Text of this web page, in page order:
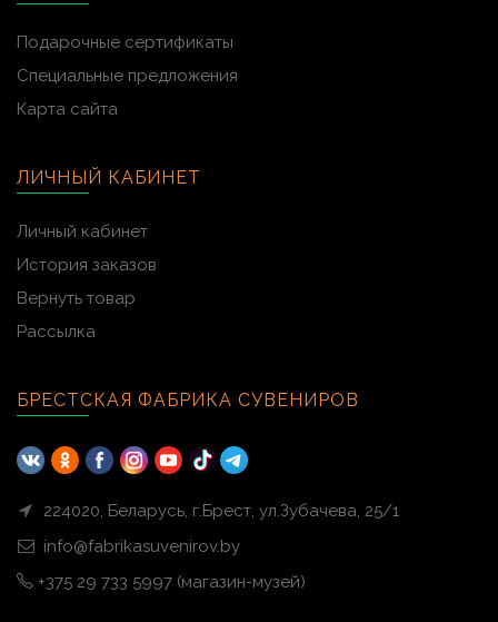
Подарочные сертификаты
Специальные предложения
Карта сайта
ЛИЧНЫЙ КАБИНЕТ
Личный кабинет
История заказов
Вернуть товар
Рассылка
БРЕСТСКАЯ ФАБРИКА СУВЕНИРОВ
224020, Беларусь, г.Брест, ул.Зубачева, 25/1
info@fabrikasuvenirov.by
+375 29 733 5997 (магазин-музей)